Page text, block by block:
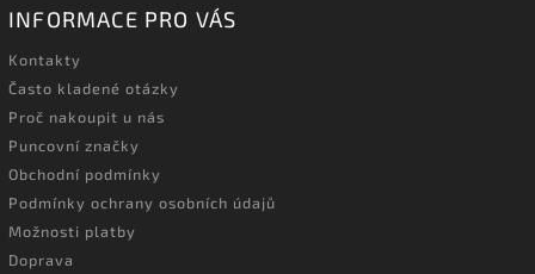
INFORMACE PRO VÁS
Kontakty
Často kladené otázky
Proč nakoupit u nás
Puncovní značky
Obchodní podmínky
Podmínky ochrany osobních údajů
Možnosti platby
Doprava